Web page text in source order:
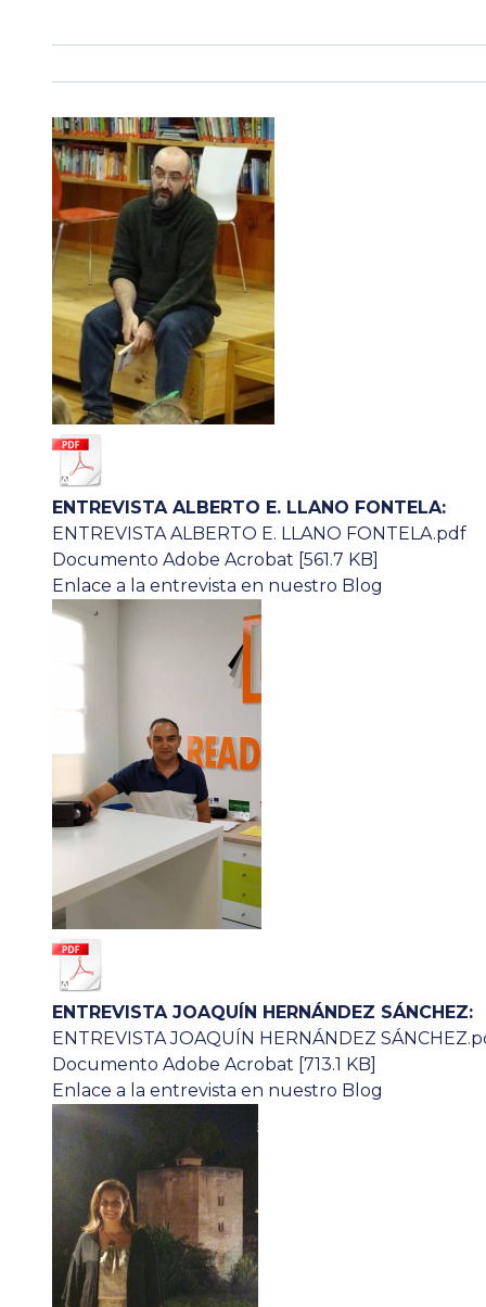
ENTREVISTA ALBERTO E. LLANO FONTELA:
ENTREVISTA ALBERTO E. LLANO FONTELA.pdf
Documento Adobe Acrobat [561.7 KB]
Enlace a la entrevista en nuestro Blog
ENTREVISTA JOAQUÍN HERNÁNDEZ SÁNCHEZ:
ENTREVISTA JOAQUÍN HERNÁNDEZ
Documento Adobe Acrobat [713.1 KB]
Enlace a la entrevista en nuestro Blog